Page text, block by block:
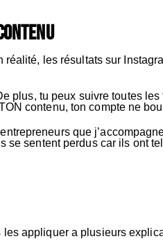
les résultats sur
plus, tu peux suivre toutes
contenu, ton compte ne
que
sentent perdus car ils ont
appliquer a plusieurs